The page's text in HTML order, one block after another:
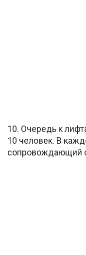
10. Очередь к
10 человек. В
сопровождающий